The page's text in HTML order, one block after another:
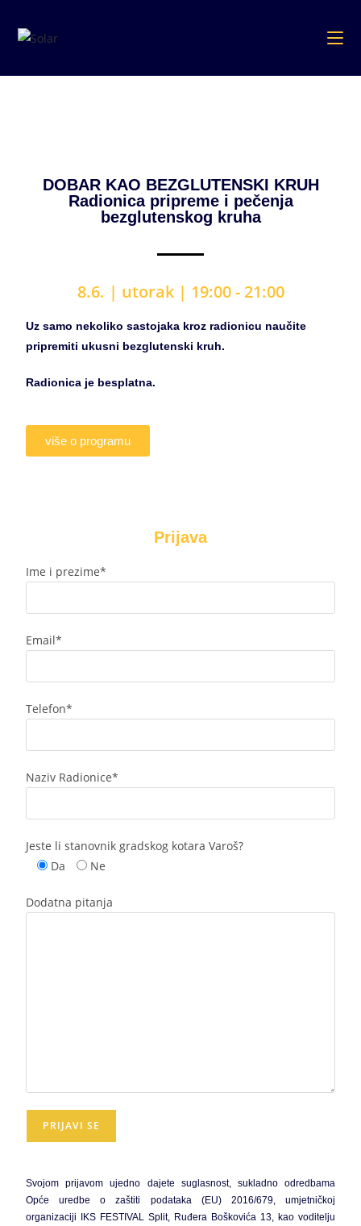
DOBAR KAO BEZGLUTENSKI KRUH
Radionica pripreme i pečenja
bezglutenskog kruha
8.6. | utorak | 19:00 - 21:00
Uz samo nekoliko sastojaka kroz radionicu naučite
pripremiti ukusni bezglutenski kruh.
Radionica je besplatna.
više o programu
Prijava
Ime i prezime*
Email*
Telefon*
Naziv Radionice*
Jeste li stanovnik gradskog kotara Varoš?
Da
Ne
Dodatna pitanja
Svojom prijavom ujedno dajete suglasnost, sukladno odredbama
Opće uredbe o zaštiti podataka (EU) 2016/679, umjetničkoj
organizaciji IKS FESTIVAL Split, Ruđera Boškovića 13, kao voditelju